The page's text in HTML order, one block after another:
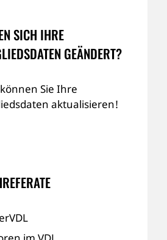
SICH IHRE
GEÄNDERT?
Sie Ihre
aktualisieren!